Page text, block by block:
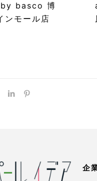
basco 博
ンモール店
企